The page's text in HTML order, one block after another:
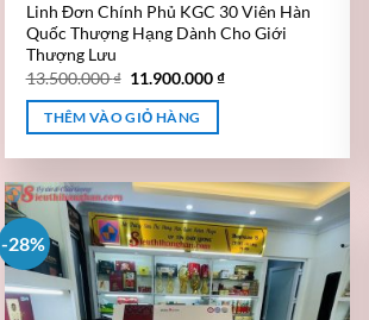
Linh Đơn Chính Phủ KGC 30 Viên Hàn
Quốc Thượng Hạng Dành Cho Giới
Thượng Lưu
13.500.000₫ 11.900.000₫
THÊM VÀO GIỎ HÀNG
-28%